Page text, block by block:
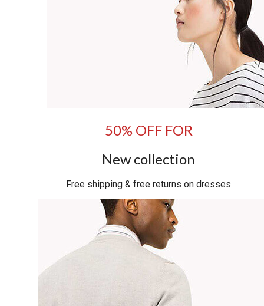
50% OFF FOR
New collection
Free shipping & free returns on dresses